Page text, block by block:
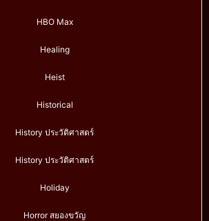
HBO Max
Healing
Heist
Historical
History ประวัติศาสตร์
History ประวัติศาสตร์
Holiday
Horror สยองขวัญ